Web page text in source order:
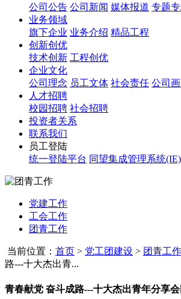
公司公告 公司新闻 媒体报道 专题
业务领域
旗下企业 业务介绍 精品工程
创新创优
技术创新 工程创优
企业文化
公司理念 员工文体 社会责任 公司
人才招聘
校园招聘 社会招聘
投资者关系
联系我们
员工登陆
统一登陆平台 同望集成管理系统(IE)
党建工作
工会工作
团青工作
当前位置： 首页 > 党工团建设 > 团青工作
路---十大杰出青...
青春献党 奋斗成路---十大杰出青年分享